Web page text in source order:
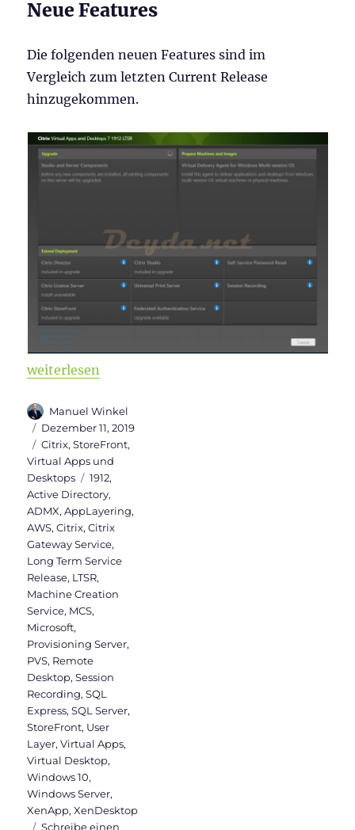
Neue Features
Die folgenden neuen Features sind im
Vergleich zum letzten Current Release
hinzugekommen.
„Citrix Virtual Apps and Desktops 7 1912 LTSR ist
weiterlesen
Autor
Manuel Winkel
Veröffentlicht
am
Dezember 11, 2019
Kategorien
Citrix,StoreFront,
Virtual Apps und
Desktops
Schlagwörter
1912,
Active Directory,
ADMX,AppLayering,
AWS,Citrix,Citrix
Gateway Service,
Long Term Service
Release, LTSR,
Machine Creation
Service, MCS,
Microsoft,
Provisioning Server,
PVS, Remote
Desktop,Session
Recording,SQL
Express,SQL Server,
StoreFront, User
Layer,Virtual Apps,
Virtual Desktop,
Windows 10,
Windows Server,
XenApp,XenDesktop
Schreibe einen